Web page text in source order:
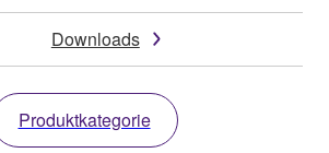
Downloads
Produktkategorie